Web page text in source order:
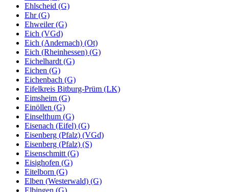
Ehlscheid (G)
Ehr (G)
Ehweiler (G)
Eich (VGd)
Eich (Andernach) (Ot)
Eich (Rheinhessen) (G)
Eichelhardt (G)
Eichen (G)
Eichenbach (G)
Eifelkreis Bitburg-Prüm (LK)
Eimsheim (G)
Einöllen (G)
Einselthum (G)
Eisenach (Eifel) (G)
Eisenberg (Pfalz) (VGd)
Eisenberg (Pfalz) (S)
Eisenschmitt (G)
Eisighofen (G)
Eitelborn (G)
Elben (Westerwald) (G)
Elbingen (G)